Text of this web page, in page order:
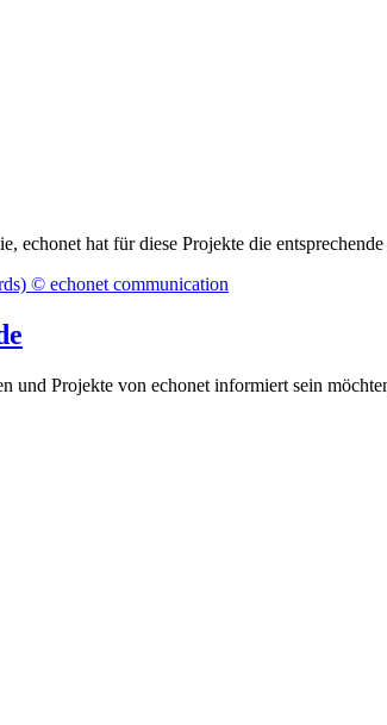
echonet hat für diese Projekte die
und Projekte von echonet informiert sein